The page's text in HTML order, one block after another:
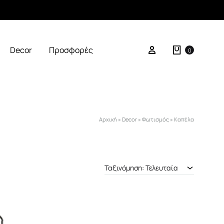
Decor Προσφορές Σύνδεση Καλάθι
0
Αρχική » Decor » Φωτισμός » Καπέλα
Ταξινόμηση: Τελευταία